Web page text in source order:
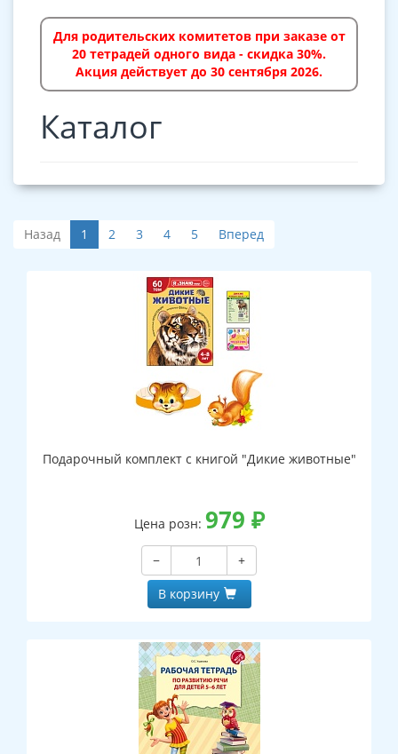
Для родительских комитетов при заказе от
20 тетрадей одного вида - скидка 30%.
Акция действует до 30 сентября 2026.
Каталог
Назад 1 2 3 4 5 Вперед
Подарочный комплект с книгой "Дикие животные"
Цена розн: 979 ₽
−
+
В корзину